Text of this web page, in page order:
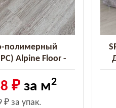
полимерный
Alpine Floor -
(ECO 140-8 MC)
₽ за м2
₽за упак.